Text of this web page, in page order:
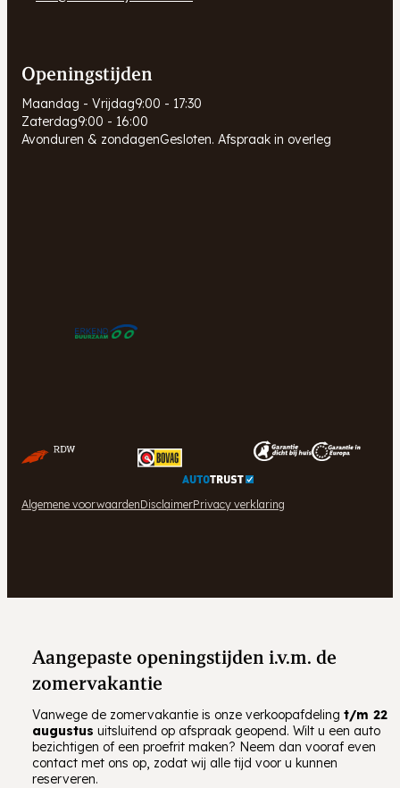
Openingstijden
Maandag - Vrijdag9:00 - 17:30
Zaterdag9:00 - 16:00
Avonduren & zondagenGesloten. Afspraak in overleg
Algemene voorwaardenDisclaimerPrivacy verklaring
Aangepaste openingstijden i.v.m. de
zomervakantie
Vanwege de zomervakantie is onze verkoopafdeling t/m 22
augustus uitsluitend op afspraak geopend. Wilt u een auto
bezichtigen of een proefrit maken? Neem dan vooraf even
contact met ons op, zodat wij alle tijd voor u kunnen
reserveren.